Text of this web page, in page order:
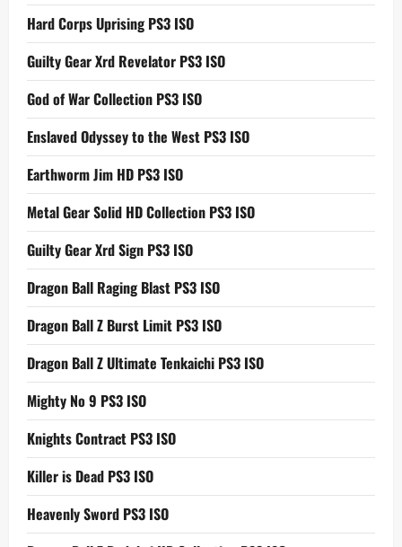
Hard Corps Uprising PS3 ISO
Guilty Gear Xrd Revelator PS3 ISO
God of War Collection PS3 ISO
Enslaved Odyssey to the West PS3 ISO
Earthworm Jim HD PS3 ISO
Metal Gear Solid HD Collection PS3 ISO
Guilty Gear Xrd Sign PS3 ISO
Dragon Ball Raging Blast PS3 ISO
Dragon Ball Z Burst Limit PS3 ISO
Dragon Ball Z Ultimate Tenkaichi PS3 ISO
Mighty No 9 PS3 ISO
Knights Contract PS3 ISO
Killer is Dead PS3 ISO
Heavenly Sword PS3 ISO